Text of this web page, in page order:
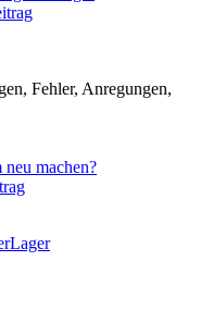
Fehler, Anregungen,
machen?